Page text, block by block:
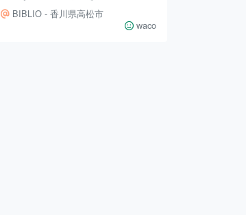
をひかれていたわたし。 先日、つ
いのその扉を開くことができまし
BIBLIO - 香川県高松市
waco